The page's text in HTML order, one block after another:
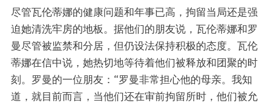
尽管瓦伦蒂娜的健康问题和年事已高，拘留当局还是强
迫她清洗牢房的地板。据他们的朋友说，瓦伦蒂娜和罗
曼尽管被监禁和分居，但仍设法保持积极的态度。瓦伦
蒂娜在信中说，她热切地等待着他们被释放和团聚的时
刻。罗曼的一位朋友：“罗曼非常担心他的母亲。我知
道，就目前而言，当他们还在审前拘留所时，他们被允